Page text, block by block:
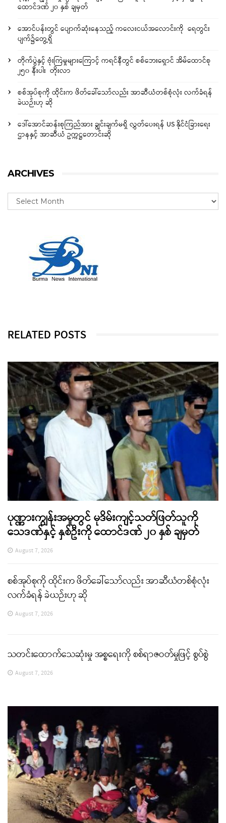
ထောင်ဒဏ် ၂၀ နှစ် ချမှတ်
အောင်ပန်းတွင် ပျောက်ဆုံးနေသည့် ကလေးငယ်အလောင်းကို ရေတွင်း
ပျက်၌တွေ့ရှိ
တိုက်ပွဲနှင့် ဗုံးကြဲမှုများကြောင့် ကရင်နီတွင် စစ်ဘေးရှောင် အိမ်ထောင်စု
၂၅၀ နီးပါး တိုးလာ
စစ်အုပ်စုကို ထိုင်းက ဖိတ်ခေါ်သော်လည်း အာဆီယံတစ်စုံလုံး လက်ခံရန်
ခဲယဉ်းဟု ဆို
ဒေါ်အောင်ဆန်းစုကြည်အား ချွင်းချက်မရှိ လွှတ်ပေးရန် US နိုင်ငံခြားရေး
ဌာနနှင့် အာဆီယံ ဥက္ကဋ္ဌတောင်းဆို
ARCHIVES
RELATED POSTS
ပုဏ္ဏားကျွန်းအမှုတွင် မုဒိမ်းကျင့်သတ်ဖြတ်သူကို
သေဒဏ်နှင့် နှစ်ဦးကို ထောင်ဒဏ် ၂၀ နှစ် ချမှတ်
August 7, 2026
စစ်အုပ်စုကို ထိုင်းက ဖိတ်ခေါ်သော်လည်း အာဆီယံတစ်စုံလုံး
လက်ခံရန် ခဲယဉ်းဟု ဆို
August 7, 2026
သတင်းထောက်သေဆုံးမှု အစ္စရေးကို စစ်ရာဇဝတ်မှုဖြင့် စွပ်စွဲ
August 7, 2026